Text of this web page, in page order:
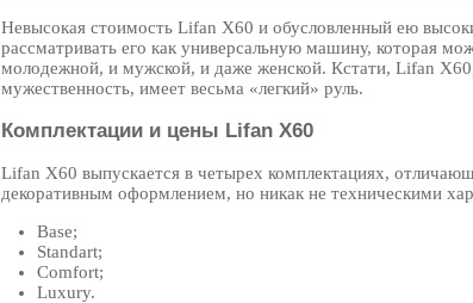
Невысокая стоимость Lifan X60 и обусловленный ею
рассматривать его как универсальную машину, которая
молодежной, и мужской, и даже женской. Кстати, Lifan
мужественность, имеет весьма «легкий» руль.
Комплектации и цены Lifan X60
Lifan X60 выпускается в четырех комплектациях,
декоративным оформлением, но никак не техническими
Base;
Standart;
Comfort;
Luxury.